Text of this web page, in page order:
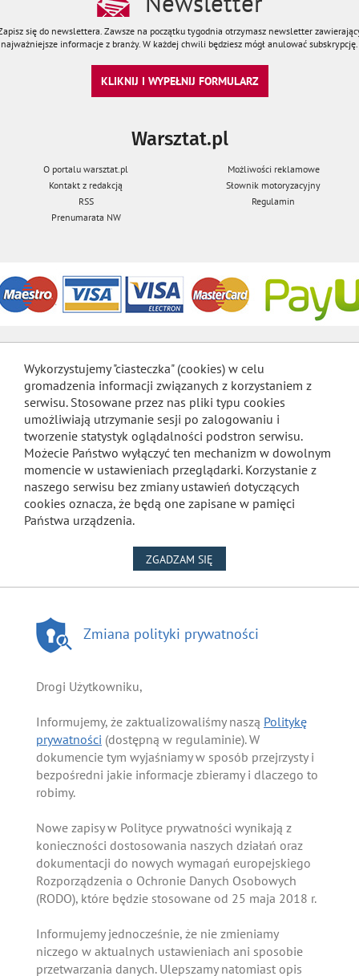
się do newslettera. Zawsze na początku tygodnia otrzymasz newsletter
najważniejsze informacje z branży. W każdej chwili będziesz mógł anulować subskrypcję.
KLIKNIJ I WYPEŁNIJ FORMULARZ
Warsztat.pl
O portalu warsztat.pl
Możliwości reklamowe
Kontakt z redakcją
Słownik motoryzacyjny
RSS
Regulamin
Prenumarata NW
Wykorzystujemy "ciasteczka" (cookies) w celu
gromadzenia informacji związanych z korzystaniem z
serwisu. Stosowane przez nas pliki typu cookies
umożliwiają utrzymanie sesji po zalogowaniu i
tworzenie statystyk oglądalności podstron serwisu.
Możecie Państwo wyłączyć ten mechanizm w dowolnym
momencie w ustawieniach przeglądarki. Korzystanie z
naszego serwisu bez zmiany ustawień dotyczących
cookies oznacza, że będą one zapisane w pamięci
Państwa urządzenia.
ZGADZAM SIĘ
Zmiana polityki prywatności
Drogi Użytkowniku,
Informujemy, że zaktualizowaliśmy naszą Politykę
prywatności (dostępną w regulaminie). W
dokumencie tym wyjaśniamy w sposób przejrzysty i
bezpośredni jakie informacje zbieramy i dlaczego to
robimy.
Nowe zapisy w Polityce prywatności wynikają z
konieczności dostosowania naszych działań oraz
dokumentacji do nowych wymagań europejskiego
Rozporządzenia o Ochronie Danych Osobowych
(RODO), które będzie stosowane od 25 maja 2018 r.
Informujemy jednocześnie, że nie zmieniamy
niczego w aktualnych ustawieniach ani sposobie
przetwarzania danych. Ulepszamy natomiast opis